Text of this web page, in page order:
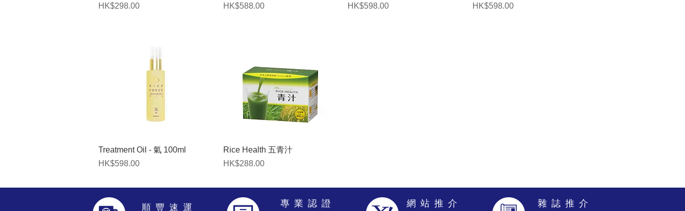
價格
HK$298.00
價格
HK$588.00
價格
HK$598.00
價格
HK$598.00
快速瀏覽
Treatment Oil - 氣 100ml
價格
HK$598.00
快速瀏覽
Rice Health 五青汁
價格
HK$288.00
​順 豐 速 運 專 業 認 證 網 站 推 介 雜 誌 推 介